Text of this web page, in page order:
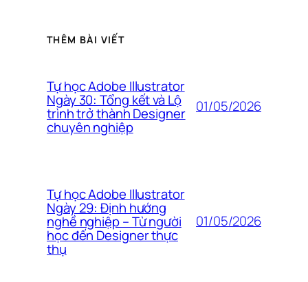
THÊM BÀI VIẾT
Tự học Adobe Illustrator
Ngày 30: Tổng kết và Lộ
trình trở thành Designer
chuyên nghiệp
01/05/2026
Tự học Adobe Illustrator
Ngày 29: Định hướng
nghề nghiệp – Từ người
học đến Designer thực
thụ
01/05/2026